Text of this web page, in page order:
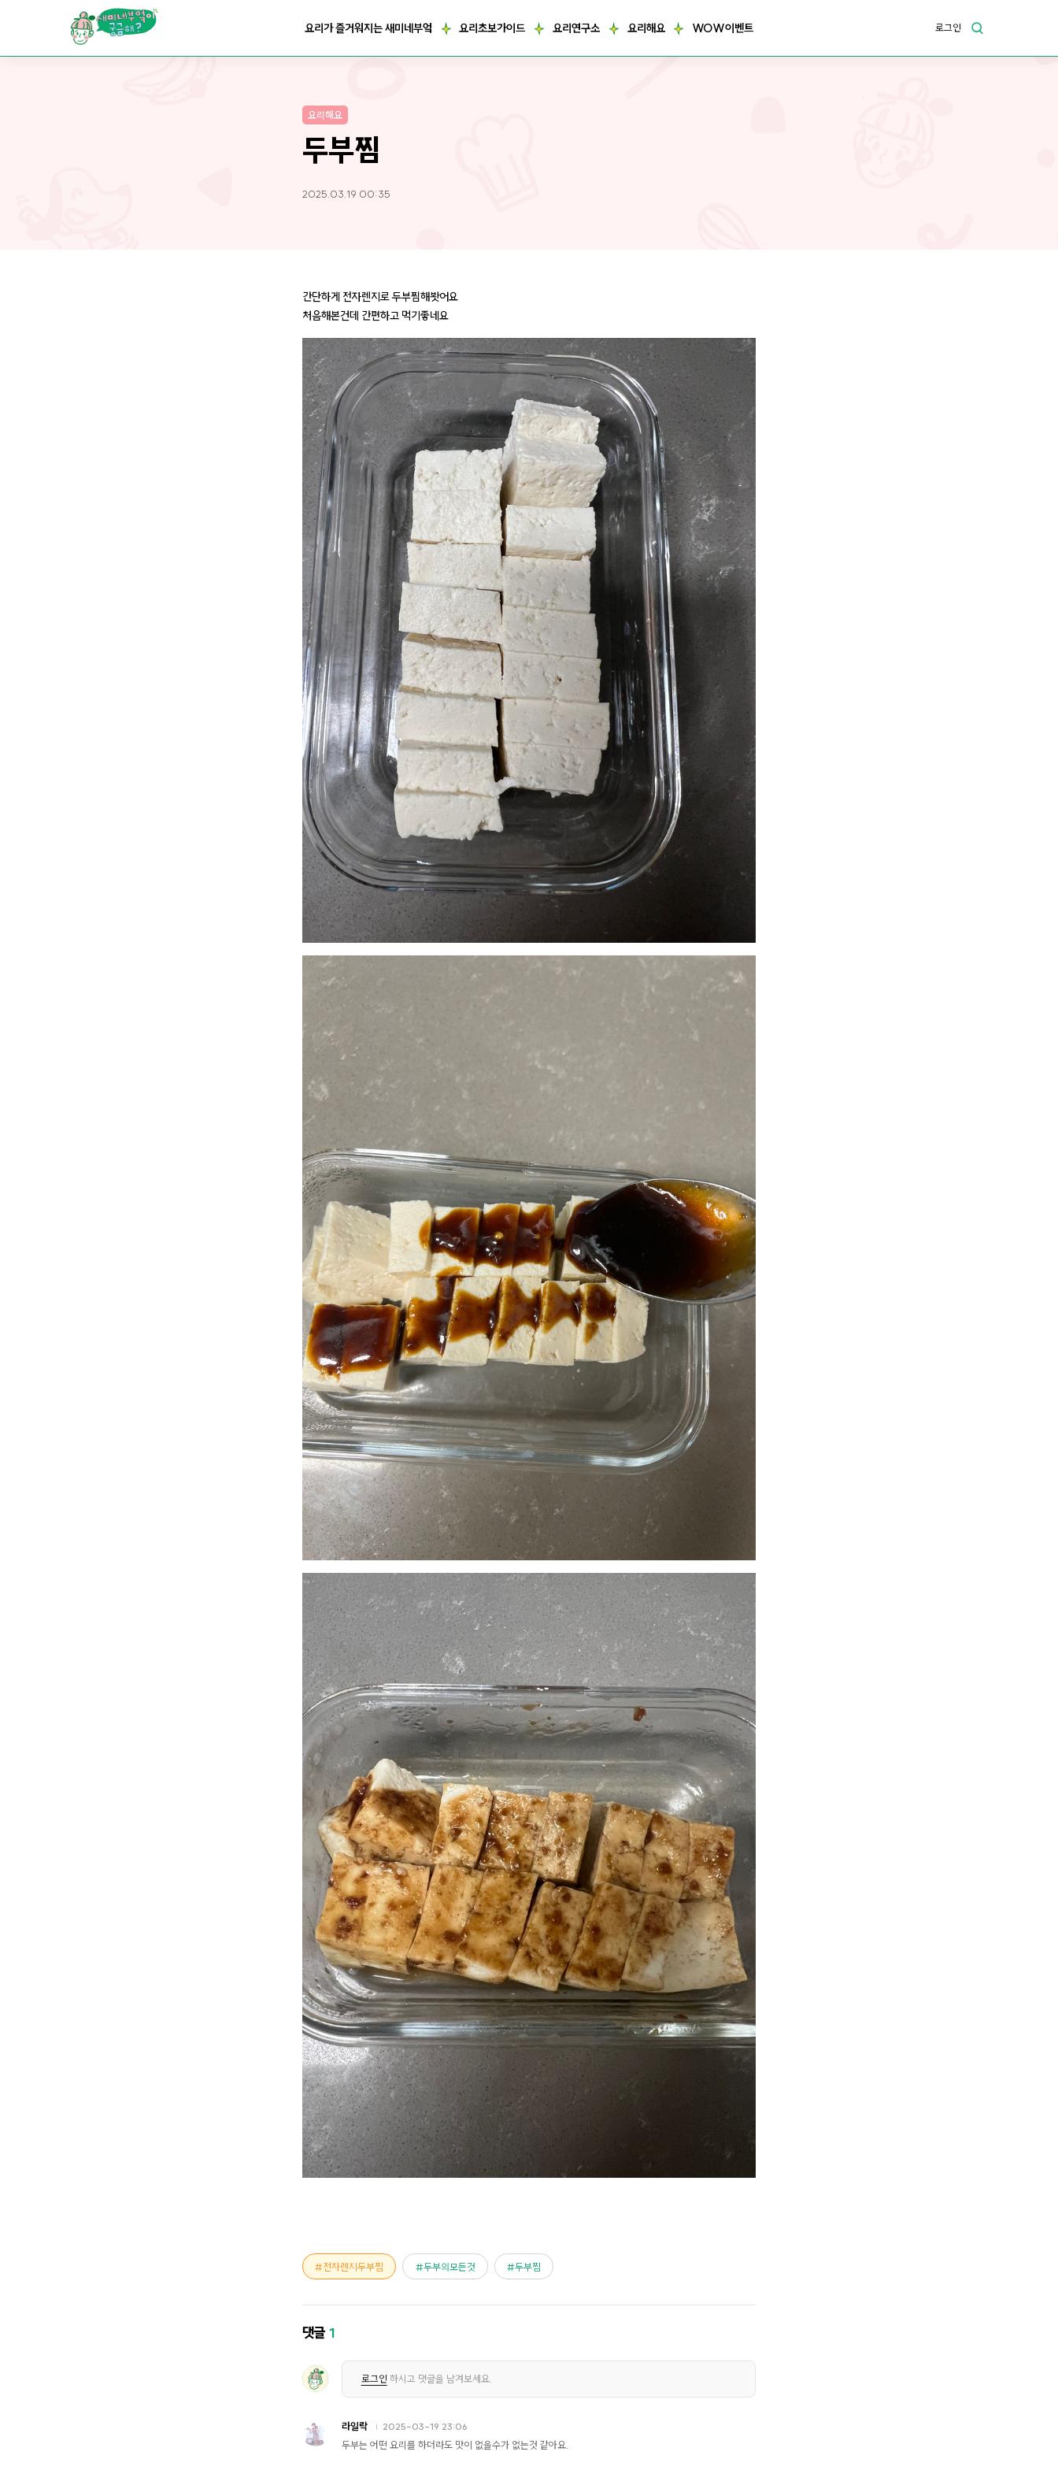
요리가 즐거워지는 새미네부엌 요리초보가이드 요리연구소 요리해요 WOW이벤트 로그인
요리해요
두부찜
2025.03.19 00:35
간단하게 전자렌지로 두부찜해봣어요
처음해본건데 간편하고 먹기좋네요
전자렌지두부찜 두부의모든것 두부찜
댓글1
로그인 하시고 댓글을 남겨보세요.
라일락 2025-03-19 23:06
두부는 어떤 요리를 하더라도 맛이 없을수가 없는것 같아요.